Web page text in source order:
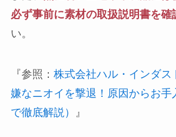
必ず事前に素材の取扱説明書を確
い。
『参照： 株式会社ハル・インダス
嫌なニオイを撃退！原因からお手
で徹底解説）
』